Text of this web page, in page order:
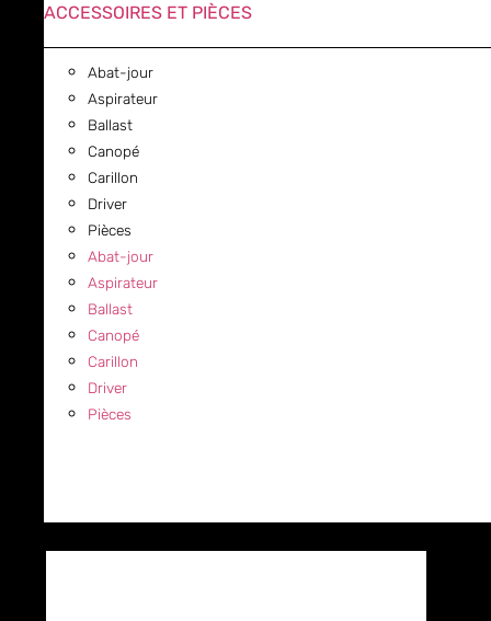
ACCESSOIRES ET PIÈCES
Abat-jour
Aspirateur
Ballast
Canopé
Carillon
Driver
Pièces
Abat-jour
Aspirateur
Ballast
Canopé
Carillon
Driver
Pièces